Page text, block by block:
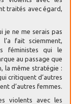
traités avec égard,
je ne me serais pas
fait sciemment,
féministes qui le
au passage que
la même stratégie :
critiquent d’autres
d’autres femmes.
violents avec les